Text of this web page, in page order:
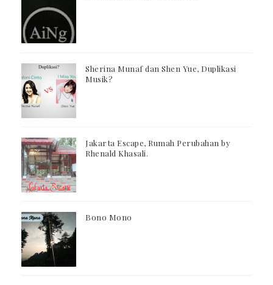
Sherina Munaf dan Shen Yue, Duplikasi
Musik?
Jakarta Escape, Rumah Perubahan by
Rhenald Khasali.
Bono Mono